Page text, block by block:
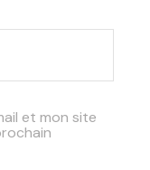
et mon site